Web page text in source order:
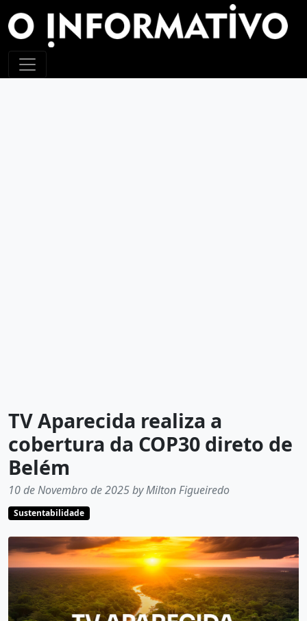
TV Aparecida realiza a
cobertura da COP30 direto de
Belém
10 de Novembro de 2025 by Milton Figueiredo
Sustentabilidade